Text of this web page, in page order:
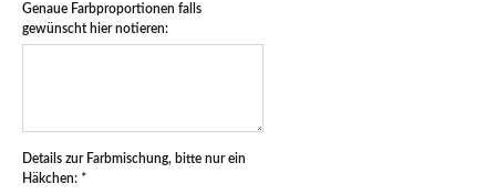
Genaue Farbproportionen falls
gewünscht hier notieren:
Details zur Farbmischung, bitte nur ein
Häkchen: *